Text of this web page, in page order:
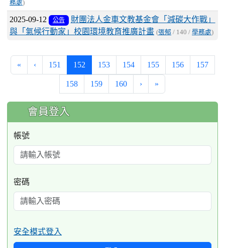
務處)
2025-09-12 公告
財團法人金車文教基金會​​​​​​​「減碳大作戰」
與「氣候行動家」校園環境教育推廣計畫 (張郁 / 140 / 學務處)
« ‹ 151 152(current)
153 154 155 156 157
158 159 160 › »
:::
會員登入
帳號
密碼
安全模式登入